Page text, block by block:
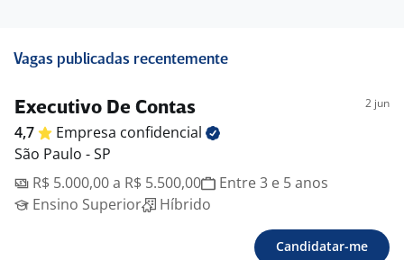
Vagas publicadas recentemente
Executivo De Contas 2 jun
4,7 Empresa confidencial
São Paulo - SP
R$ 5.000,00 a R$ 5.500,00
Entre 3 e 5 anos
Ensino Superior
Híbrido
Candidatar-me